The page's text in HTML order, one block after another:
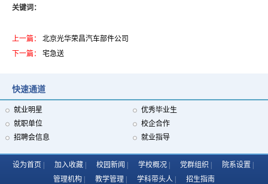
快速通道
就业明星
优秀毕业生
就职单位
校企合作
招聘会信息
就业指导
我校出席民办教育协会常务理事会会议 践行担当谋发展
关键词：
上一篇：
北京光华荣昌汽车部件公司
下一篇：
宅急送
设为首页 加入收藏 校园新闻 学校概况 党群组织
院系设置
管理机构
教学管理 学科带头人 招生指南